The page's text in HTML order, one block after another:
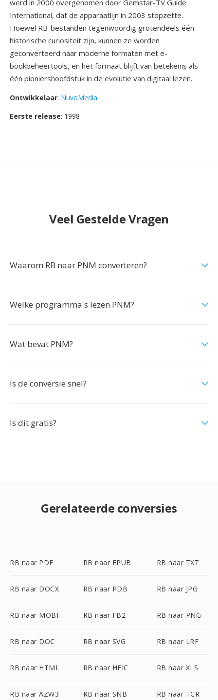
werd in 2000 overgenomen door Gemstar-TV Guide
International, dat de apparaatlijn in 2003 stopzette.
Hoewel RB-bestanden tegenwoordig grotendeels één
historische curiositeit zijn, kunnen ze worden
geconverteerd naar moderne formaten met e-
bookbeheertools, en het formaat blijft van betekenis als
één pioniershoofdstuk in de evolutie van digitaal lezen.
Ontwikkelaar: NuvoMedia
Eerste release: 1998
Veel Gestelde Vragen
Waarom RB naar PNM converteren?
Welke programma's lezen PNM?
Wat bevat PNM?
Is de conversie snel?
Is dit gratis?
Gerelateerde conversies
RB naar PDF RB naar EPUB RB naar TXT
RB naar DOCX RB naar PDB RB naar JPG
RB naar MOBI RB naar FB2 RB naar PNG
RB naar DOC RB naar SVG RB naar LRF
RB naar HTML RB naar HEIC RB naar XLS
RB naar AZW3 RB naar SNB RB naar TCR